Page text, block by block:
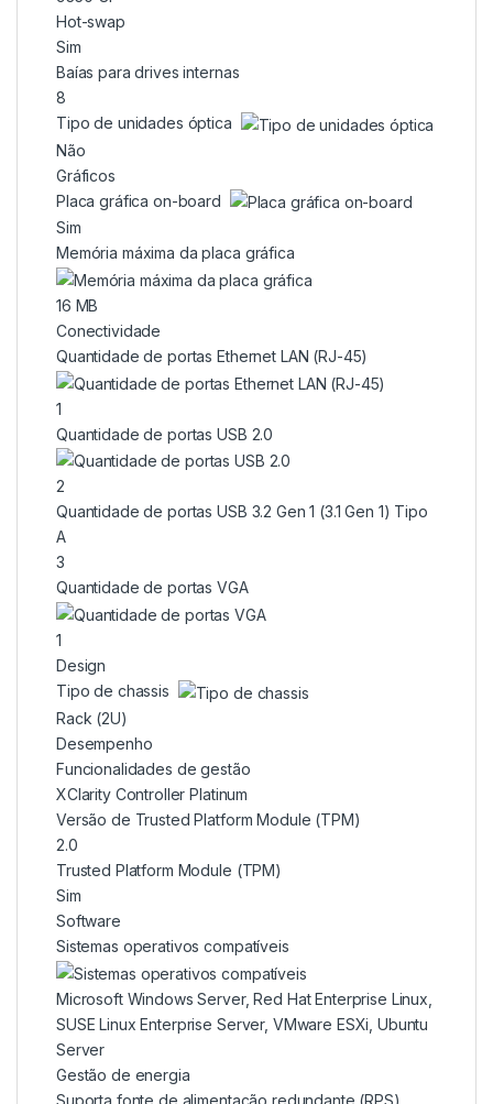
Hot-swap
Sim
Baías para drives internas
8
Tipo de unidades óptica
Não
Gráficos
Placa gráfica on-board
Sim
Memória máxima da placa gráfica
16 MB
Conectividade
Quantidade de portas Ethernet LAN (RJ-45)
1
Quantidade de portas USB 2.0
2
Quantidade de portas USB 3.2 Gen 1 (3.1 Gen 1) Tipo
A
3
Quantidade de portas VGA
1
Design
Tipo de chassis
Rack (2U)
Desempenho
Funcionalidades de gestão
XClarity Controller Platinum
Versão de Trusted Platform Module (TPM)
2.0
Trusted Platform Module (TPM)
Sim
Software
Sistemas operativos compatíveis
Microsoft Windows Server, Red Hat Enterprise Linux,
SUSE Linux Enterprise Server, VMware ESXi, Ubuntu
Server
Gestão de energia
Suporta fonte de alimentação redundante (RPS)